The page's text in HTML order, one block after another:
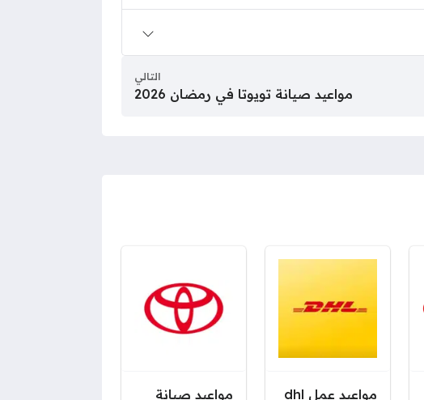
التالي
مواعيد صيانة تويوتا في رمضان 2026
مواعيد عمل dhl مواعيد صيانة